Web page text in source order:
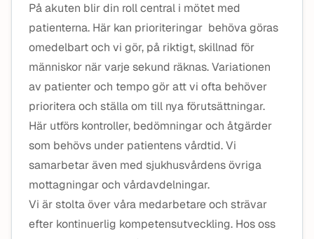
På akuten blir din roll central i mötet med
patienterna. Här kan prioriteringar behöva göras
omedelbart och vi gör, på riktigt, skillnad för
människor när varje sekund räknas. Variationen
av patienter och tempo gör att vi ofta behöver
prioritera och ställa om till nya förutsättningar.
Här utförs kontroller, bedömningar och åtgärder
som behövs under patientens vårdtid. Vi
samarbetar även med sjukhusvårdens övriga
mottagningar och vårdavdelningar.
Vi är stolta över våra medarbetare och strävar
efter kontinuerlig kompetensutveckling. Hos oss